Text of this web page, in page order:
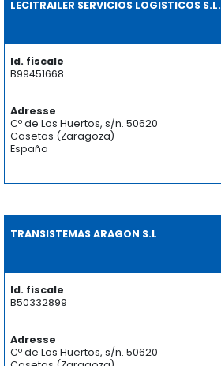
LECITRAILER SERVICIOS LOGISTICOS S.L.
Id. fiscale
B99451668
Adresse
Cº de Los Huertos, s/n. 50620
Casetas (Zaragoza)
España
TRANSISTEMAS ARAGON S.L
Id. fiscale
B50332899
Adresse
Cº de Los Huertos, s/n. 50620